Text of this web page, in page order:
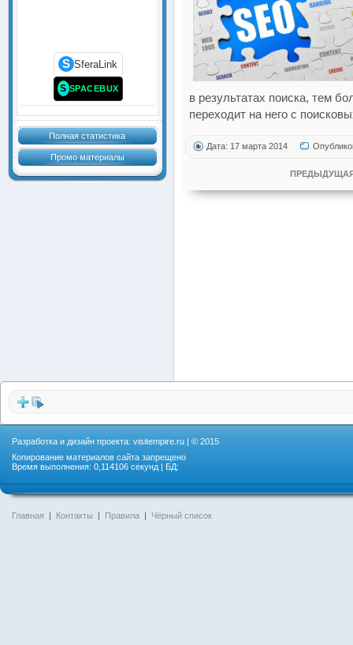
S SferaLink
S SPACEBUX
Полная статистика
Промо материалы
в результатах поиска, тем
переходит на него с
Дата: 17 марта 2014
Разработка и дизайн проекта: visitempire.ru | © 2015
Копирование материалов сайта запрещено
Время выполнения: 0,114106 секунд | БД:
Главная | Контакты | Правила | Чёрный список